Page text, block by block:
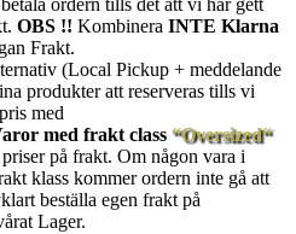
ordern tills det att vi har gett
OBS !! Kombinera INTE Klarna
Frakt.
(Local Pickup + meddelande
produkter att reserveras tills vi
med
med frakt class “Oversized“
på frakt. Om någon vara i
klass kommer ordern inte gå att
beställa egen frakt på
Lager.